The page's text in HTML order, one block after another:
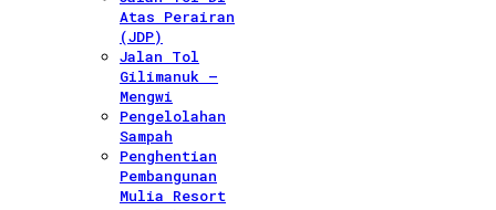
Atas Perairan
(JDP)
Jalan Tol
Gilimanuk –
Mengwi
Pengelolahan
Sampah
Penghentian
Pembangunan
Mulia Resort